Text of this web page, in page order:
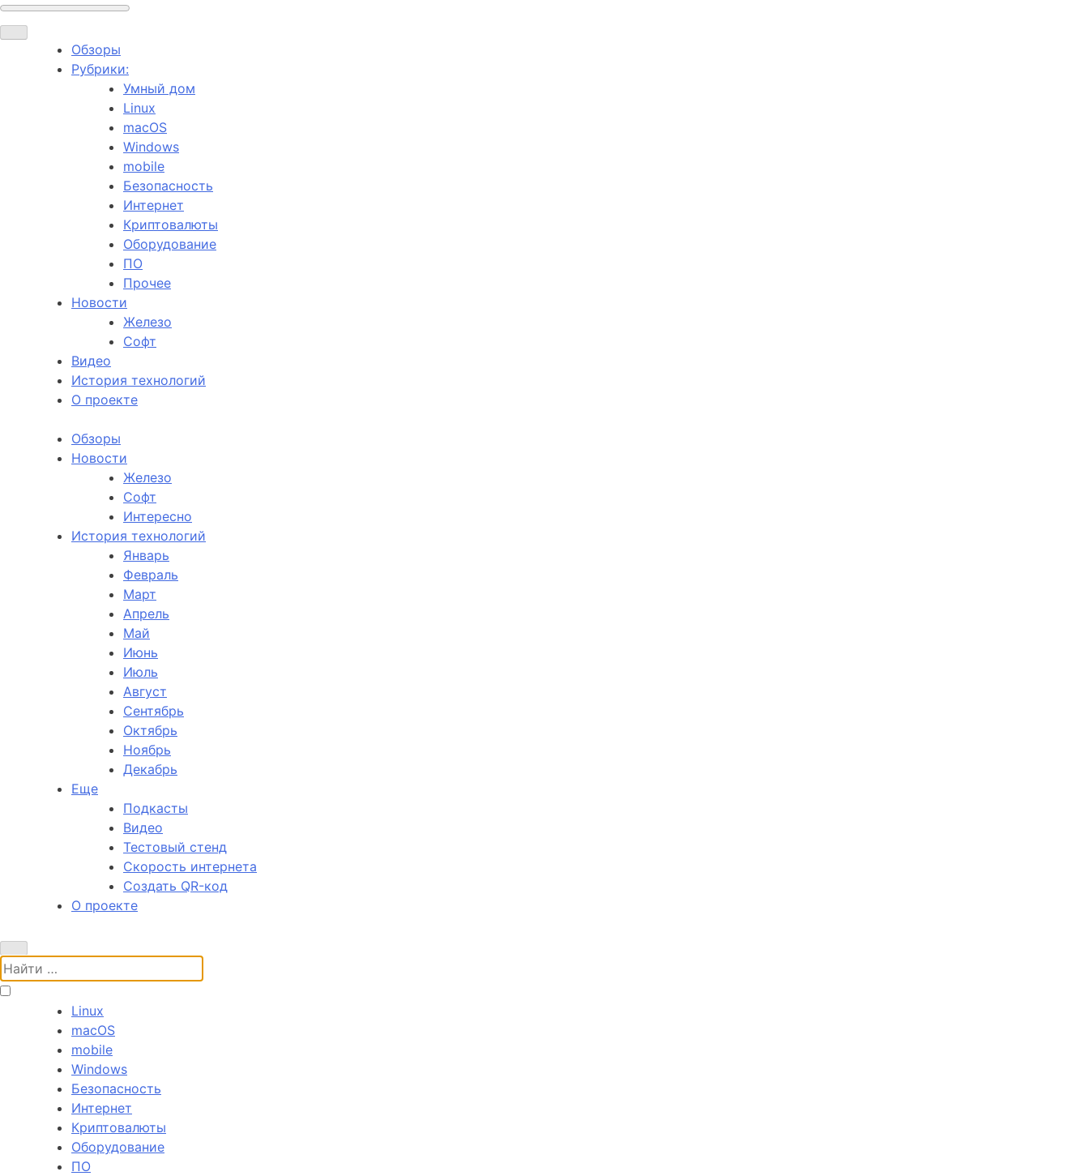
Обзоры
Рубрики:
Умный дом
Linux
macOS
Windows
mobile
Безопасность
Интернет
Криптовалюты
Оборудование
ПО
Прочее
Новости
Железо
Софт
Видео
История технологий
О проекте
Обзоры
Новости
Железо
Софт
Интересно
История технологий
Январь
Февраль
Март
Апрель
Май
Июнь
Июль
Август
Сентябрь
Октябрь
Ноябрь
Декабрь
Еще
Подкасты
Видео
Тестовый стенд
Скорость интернета
Создать QR-код
О проекте
Поиск:
Linux
macOS
mobile
Windows
Безопасность
Интернет
Криптовалюты
Оборудование
ПО